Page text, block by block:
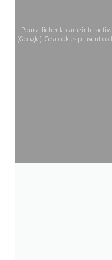
Pour afficher la carte
(Google). Ces cookies peuvent